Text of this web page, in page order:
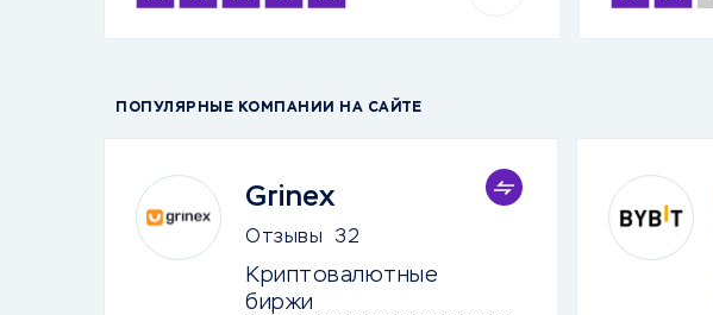
ПОПУЛЯРНЫЕ КОМПАНИИ НА САЙТЕ
Grinex
Отзывы 32
Криптовалютные
биржи